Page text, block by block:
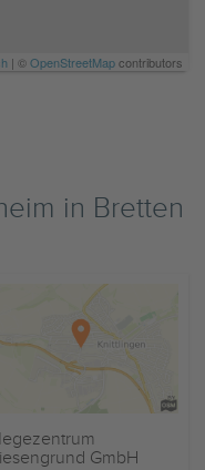
| ©OpenStreetMapcontributors
in Bretten
GmbH